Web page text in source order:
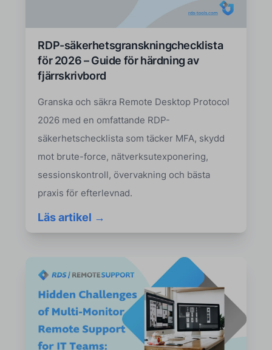
RDP-säkerhetsgranskningchecklista
för 2026 – Guide för härdning av
fjärrskrivbord
Granska och säkra Remote Desktop Protocol
2026 med en omfattande RDP-
säkerhetschecklista som täcker MFA, skydd
mot brute-force, nätverksutexponering,
sessionskontroll, övervakning och bästa
praxis för efterlevnad.
Läs artikel →